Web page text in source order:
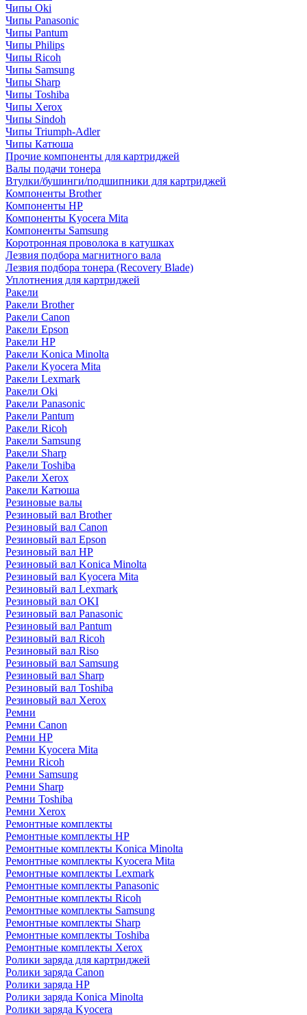
Чипы Oki
Чипы Panasonic
Чипы Pantum
Чипы Philips
Чипы Ricoh
Чипы Samsung
Чипы Sharp
Чипы Toshiba
Чипы Xerox
Чипы Sindoh
Чипы Triumph-Adler
Чипы Катюша
Прочие компоненты для картриджей
Валы подачи тонера
Втулки/бушинги/подшипники для картриджей
Компоненты Brother
Компоненты HP
Компоненты Kyocera Mita
Компоненты Samsung
Коротронная проволока в катушках
Лезвия подбора магнитного вала
Лезвия подбора тонера (Recovery Blade)
Уплотнения для картриджей
Ракели
Ракели Brother
Ракели Canon
Ракели Epson
Ракели HP
Ракели Konica Minolta
Ракели Kyocera Mita
Ракели Lexmark
Ракели Oki
Ракели Panasonic
Ракели Pantum
Ракели Ricoh
Ракели Samsung
Ракели Sharp
Ракели Toshiba
Ракели Xerox
Ракели Катюша
Резиновые валы
Резиновый вал Brother
Резиновый вал Canon
Резиновый вал Epson
Резиновый вал HP
Резиновый вал Konica Minolta
Резиновый вал Kyocera Mita
Резиновый вал Lexmark
Резиновый вал OKI
Резиновый вал Panasonic
Резиновый вал Pantum
Резиновый вал Ricoh
Резиновый вал Riso
Резиновый вал Samsung
Резиновый вал Sharp
Резиновый вал Toshiba
Резиновый вал Xerox
Ремни
Ремни Canon
Ремни HP
Ремни Kyocera Mita
Ремни Ricoh
Ремни Samsung
Ремни Sharp
Ремни Toshiba
Ремни Xerox
Ремонтные комплекты
Ремонтные комплекты HP
Ремонтные комплекты Konica Minolta
Ремонтные комплекты Kyocera Mita
Ремонтные комплекты Lexmark
Ремонтные комплекты Panasonic
Ремонтные комплекты Ricoh
Ремонтные комплекты Samsung
Ремонтные комплекты Sharp
Ремонтные комплекты Toshiba
Ремонтные комплекты Xerox
Ролики заряда для картриджей
Ролики заряда Canon
Ролики заряда HP
Ролики заряда Konica Minolta
Ролики заряда Kyocera